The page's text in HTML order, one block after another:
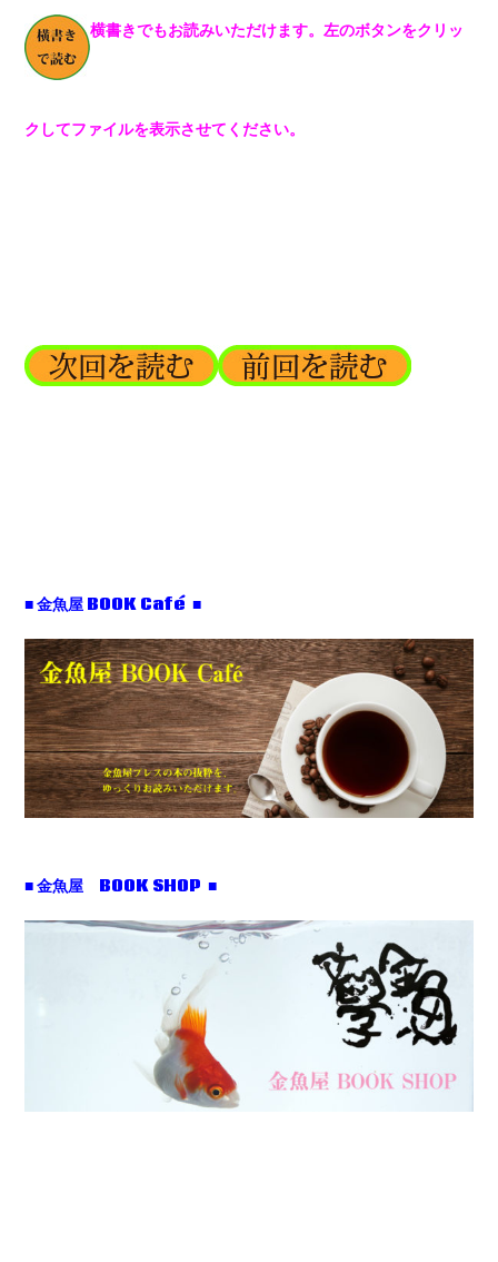
横書きでもお読みいただけます。左のボタンをクリッ
クしてファイルを表示させてください。
■ 金魚屋 BOOK Café ■
■ 金魚屋 BOOK SHOP ■